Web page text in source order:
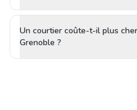
Un courtier coûte-t-il plus
Grenoble ?